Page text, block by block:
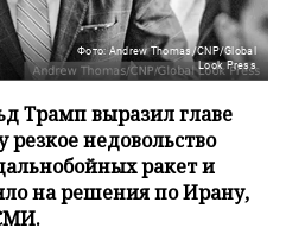
Фото: Andrew Thomas/CNP/Global
Look Press
Трамп выразил главе
резкое недовольство
ракет и
на решения по Ирану,